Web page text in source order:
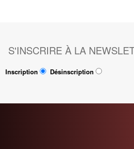
S'INSCRIRE À LA
Inscription Désinscription